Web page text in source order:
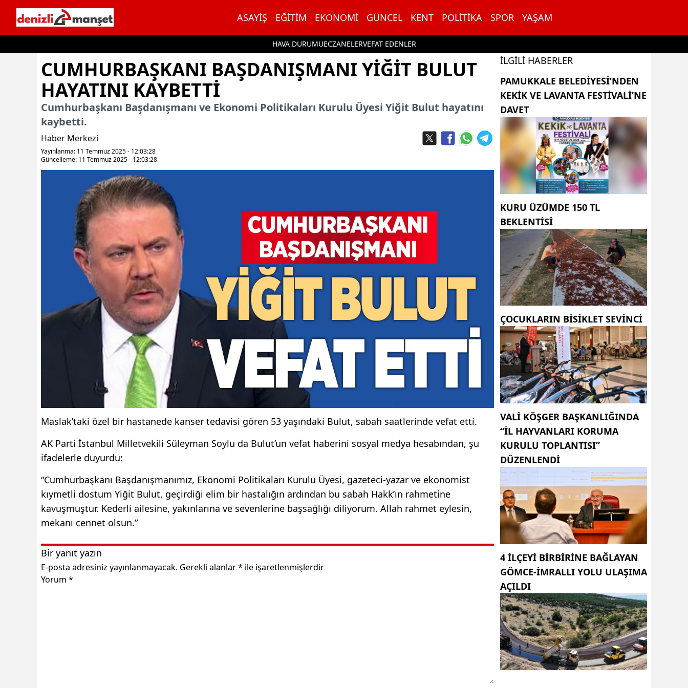
ASAYIŞ EĞITIM EKONOMI GÜNCEL KENT POLITIKA SPOR YAŞAM
HAVA DURUMUECZANELERVEFAT EDENLER
CUMHURBAŞKANI BAŞDANIŞMANI YIĞIT BULUT
HAYATINI KAYBETTI
Cumhurbaşkanı Başdanışmanı ve Ekonomi Politikaları Kurulu Üyesi Yiğit Bulut hayatını
kaybetti.
Haber Merkezi
Yayınlanma: 11 Temmuz 2025 - 12:03:28
Güncelleme: 11 Temmuz 2025 - 12:03:28
Maslak’taki özel bir hastanede kanser tedavisi gören 53 yaşındaki Bulut, sabah saatlerinde vefat etti.
AK Parti İstanbul Milletvekili Süleyman Soylu da Bulut’un vefat haberini sosyal medya hesabından, şu
ifadelerle duyurdu:
“Cumhurbaşkanı Başdanışmanımız, Ekonomi Politikaları Kurulu Üyesi, gazeteci-yazar ve ekonomist
kıymetli dostum Yiğit Bulut, geçirdiği elim bir hastalığın ardından bu sabah Hakk’ın rahmetine
kavuşmuştur. Kederli ailesine, yakınlarına ve sevenlerine başsağlığı diliyorum. Allah rahmet eylesin,
mekanı cennet olsun.”
Bir yanıt yazın
E-posta adresiniz yayınlanmayacak. Gerekli alanlar* ile işaretlenmişlerdir
Yorum *
İLGILI HABERLER
PAMUKKALE BELEDIYESI’NDEN
KEKIK VE LAVANTA FESTIVALI’NE
DAVET
KURU ÜZÜMDE 150 TL
BEKLENTISI
ÇOCUKLARIN BISIKLET SEVINCI
VALI KÖŞGER BAŞKANLIĞINDA
“İL HAYVANLARI KORUMA
KURULU TOPLANTISI”
DÜZENLENDI
4 ILÇEYI BIRBIRINE BAĞLAYAN
GÖMCE-İMRALLI YOLU ULAŞIMA
AÇILDI